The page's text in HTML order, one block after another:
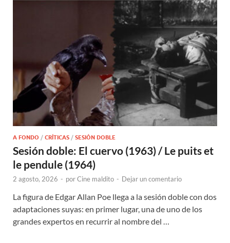
A FONDO / CRÍTICAS / SESIÓN DOBLE
Sesión doble: El cuervo (1963) / Le puits et
le pendule (1964)
2 agosto, 2026 - porCine maldito - Dejar un comentario
La figura de Edgar Allan Poe llega a la sesión doble con dos
adaptaciones suyas: en primer lugar, una de uno de los
grandes expertos en recurrir al nombre del …